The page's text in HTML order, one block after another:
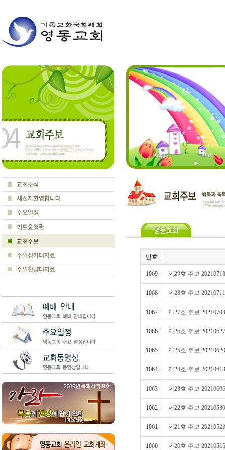
번호
1069 제29호 주보
1068 제28호 주보
1067 제27호 주보
1066 제26호 주보
1065 제25호 주보
1064 제24호 주보
1063 제23호 주보
1062 제22호 주보
1061 제21호 주보
1060 제20호 주보